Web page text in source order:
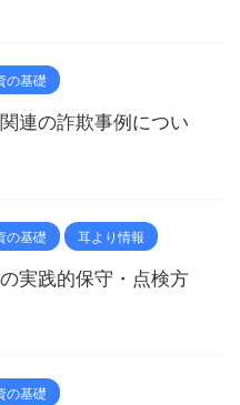
の基礎
連の詐欺事例につい
の基礎 耳より情報
実践的保守・点検方
の基礎